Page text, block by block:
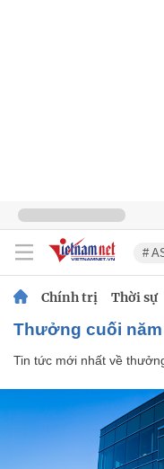
#
Chính trị Thời sự
thưởng cuối năm
Tin tức mới nhất về